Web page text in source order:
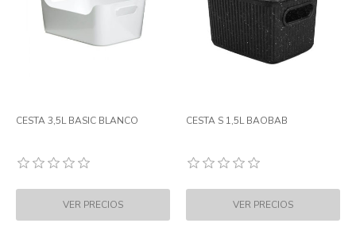
CESTA 3,5L BASIC BLANCO CESTA S 1,5L BAOBAB